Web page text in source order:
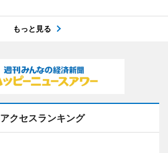
もっと見る
アクセスランキング